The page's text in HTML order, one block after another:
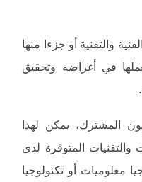
والتقنية أو جزءا منها
في أغراضه وتحقيق
المشترك، يمكن لهذا
والتقنيات المتوفرة لدى
معلوميات أو تكنولوجيا